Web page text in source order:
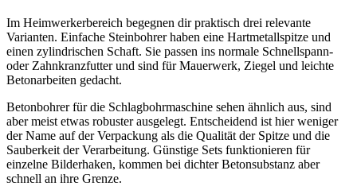
Im Heimwerkerbereich begegnen dir praktisch drei relevante
Varianten. Einfache Steinbohrer haben eine Hartmetallspitze und
einen zylindrischen Schaft. Sie passen ins normale Schnellspann-
oder Zahnkranzfutter und sind für Mauerwerk, Ziegel und leichte
Betonarbeiten gedacht.
Betonbohrer für die Schlagbohrmaschine sehen ähnlich aus, sind
aber meist etwas robuster ausgelegt. Entscheidend ist hier weniger
der Name auf der Verpackung als die Qualität der Spitze und die
Sauberkeit der Verarbeitung. Günstige Sets funktionieren für
einzelne Bilderhaken, kommen bei dichter Betonsubstanz aber
schnell an ihre Grenze.